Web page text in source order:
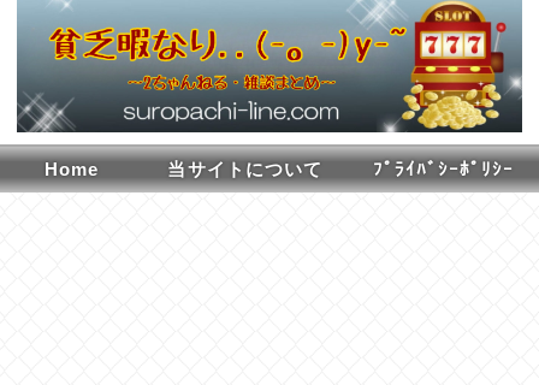
Home 当サイトについて ﾌﾟﾗｲﾊﾞｼｰﾎﾟﾘｼｰ